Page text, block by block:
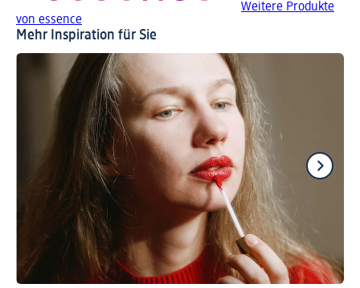
Weitere Produkte
von essence
Mehr Inspiration für Sie